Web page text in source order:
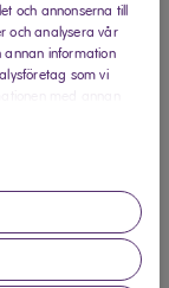
och annonserna till
och analysera vår
information
som vi
med annan